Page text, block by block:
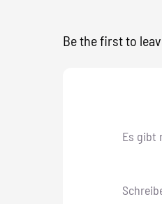
Be the first to
Es gibt